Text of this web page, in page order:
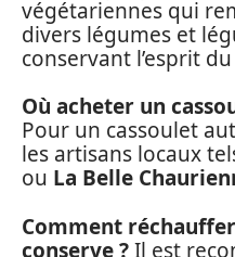
végétariennes qui
divers légumes et
conservant l’esprit
Où acheter un
Pour un cassoulet
les artisans locaux
ou La Belle
Comment
conserve ?Il est